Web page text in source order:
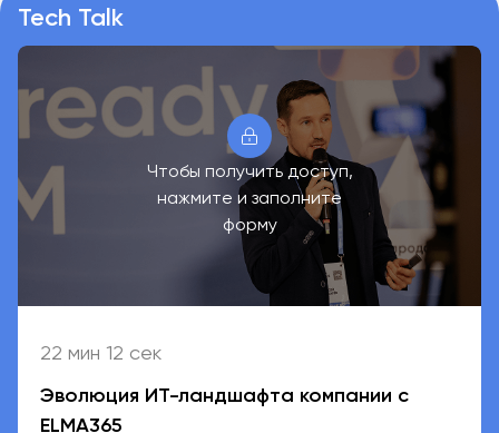
Tech Talk
Чтобы получить доступ,
нажмите и заполните
форму
22 мин 12 сек
Эволюция ИТ-ландшафта компании с
ELMA365